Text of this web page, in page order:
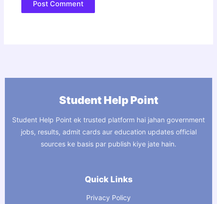
Student Help Point
Student Help Point ek trusted platform hai jahan government
jobs, results, admit cards aur education updates official
sources ke basis par publish kiye jate hain.
Quick Links
Privacy Policy